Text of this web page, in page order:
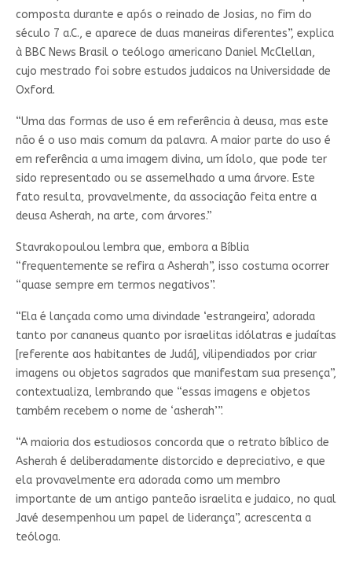
composta durante e após o reinado de Josias, no fim do
século 7 a.C., e aparece de duas maneiras diferentes”, explica
à BBC News Brasil o teólogo americano Daniel McClellan,
cujo mestrado foi sobre estudos judaicos na Universidade de
Oxford.
“Uma das formas de uso é em referência à deusa, mas este
não é o uso mais comum da palavra. A maior parte do uso é
em referência a uma imagem divina, um ídolo, que pode ter
sido representado ou se assemelhado a uma árvore. Este
fato resulta, provavelmente, da associação feita entre a
deusa Asherah, na arte, com árvores.”
Stavrakopoulou lembra que, embora a Bíblia
“frequentemente se refira a Asherah”, isso costuma ocorrer
“quase sempre em termos negativos”.
“Ela é lançada como uma divindade ‘estrangeira’, adorada
tanto por cananeus quanto por israelitas idólatras e judaítas
[referente aos habitantes de Judá], vilipendiados por criar
imagens ou objetos sagrados que manifestam sua presença”,
contextualiza, lembrando que “essas imagens e objetos
também recebem o nome de ‘asherah’”.
“A maioria dos estudiosos concorda que o retrato bíblico de
Asherah é deliberadamente distorcido e depreciativo, e que
ela provavelmente era adorada como um membro
importante de um antigo panteão israelita e judaico, no qual
Javé desempenhou um papel de liderança”, acrescenta a
teóloga.